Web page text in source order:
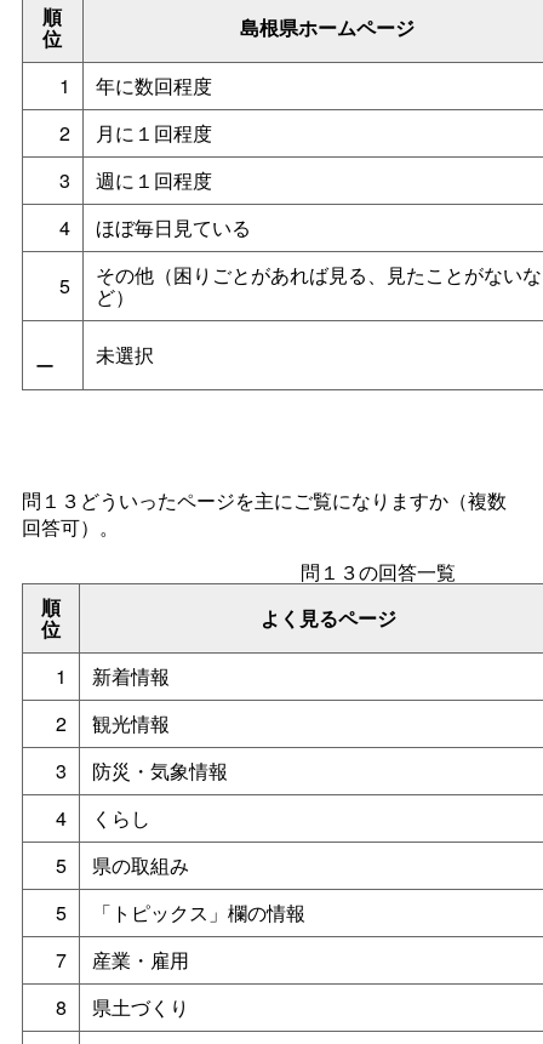
順
位 島根県ホームページ
1
年に数回程度
2
月に１回程度
3
週に１回程度
4
ほぼ毎日見ている
5 その他（困りごとがあれば見る、見たことがないな
ど）
ー 未選択
問１３どういったページを主にご覧になりますか（複数
回答可）。
問１３の回答一覧
順
位 よく見るページ
1
新着情報
2
観光情報
3
防災・気象情報
4
くらし
5
県の取組み
5
「トピックス」欄の情報
7
産業・雇用
8
県土づくり